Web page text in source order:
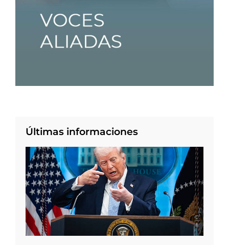
Últimas informaciones